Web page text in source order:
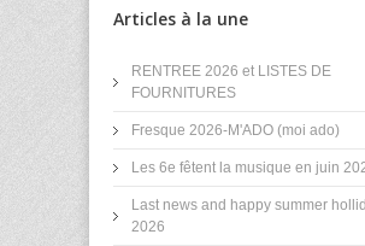
Articles à la une
RENTREE 2026 et LISTES DE
FOURNITURES
Fresque 2026-M'ADO (moi ado)
Les 6e fêtent la musique en juin
Last news and happy summer
2026